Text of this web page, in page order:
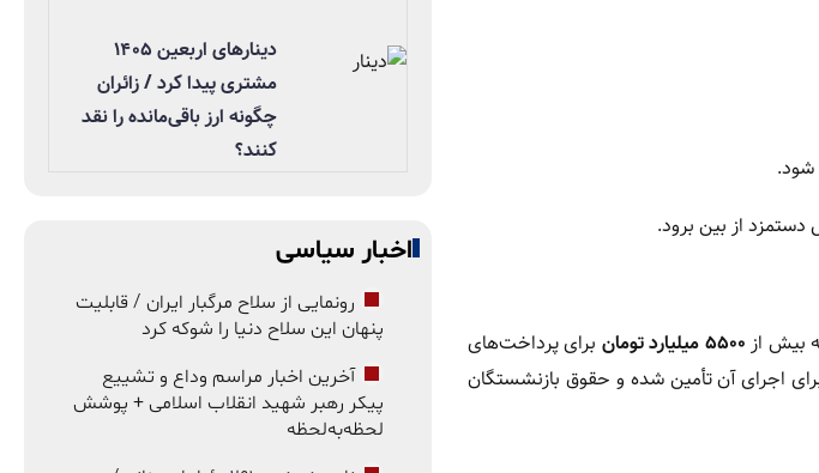
بیش از ۵۵۰۰ میلیارد تومان
برای پرداخت‌های
اجرای آن تأمین شده و حقوق بازنشستگان
دینارهای اربعین ۱۴۰۵
مشتری پیدا کرد / زائران
چگونه ارز باقی‌مانده را نقد
کنند؟
اخبار سیاسی
رونمایی از سلاح مرگبار ایران / قابلیت
پنهان این سلاح دنیا را شوکه کرد
آخرین اخبار مراسم وداع و تشییع
پیکر رهبر شهید انقلاب اسلامی + پوشش
لحظه‌به‌لحظه